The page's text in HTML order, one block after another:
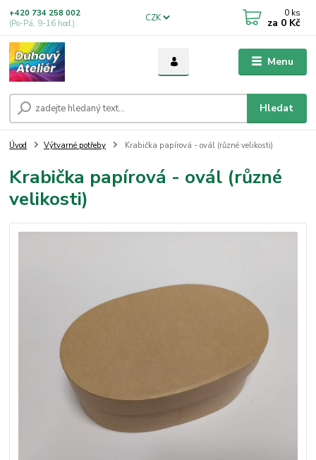
Menu
CZK
Hledat
+420 734 258 002
(Po-Pá, 9-16 hod.)
0 ks
za 0 Kč
Úvod Výtvarné potřeby Krabička papírová - ovál (různé velikosti)
Krabička papírová - ovál (různé
velikosti)